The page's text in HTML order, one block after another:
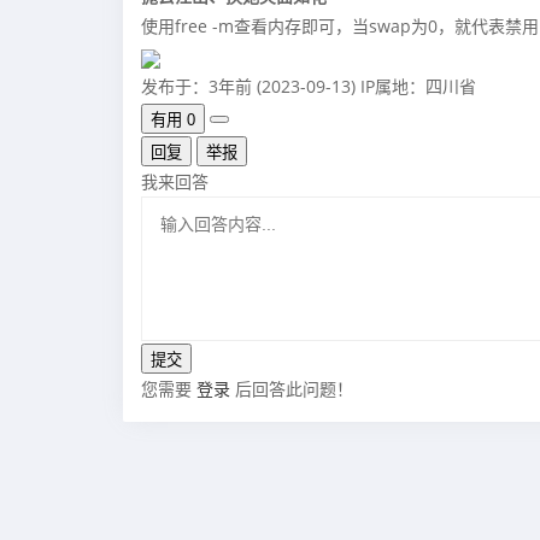
使用free -m查看内存即可，当swap为0，就代表禁
发布于：3年前 (2023-09-13) IP属地：四川省
有用 0
回复
举报
我来回答
您需要 登录 后回答此问题！